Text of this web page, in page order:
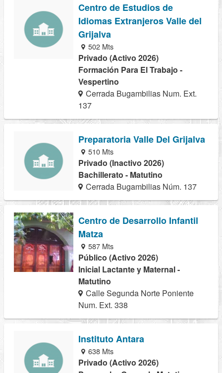
Centro de Estudios de
Idiomas Extranjeros Valle del
Grijalva
502 Mts
Privado (Activo 2026)
Formación Para El Trabajo -
Vespertino
Cerrada Bugambilias Num. Ext.
137
Preparatoria Valle Del Grijalva
510 Mts
Privado (Inactivo 2026)
Bachillerato - Matutino
Cerrada Bugambilias Núm. 137
Centro de Desarrollo Infantil
Matza
587 Mts
Público (Activo 2026)
Inicial Lactante y Maternal -
Matutino
Calle Segunda Norte Poniente
Num. Ext. 338
Instituto Antara
638 Mts
Privado (Activo 2026)